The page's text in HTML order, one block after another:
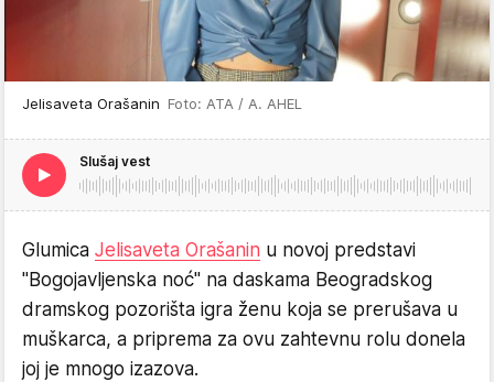
Jelisaveta Orašanin Foto: ATA / A. AHEL
Slušaj vest
Glumica Jelisaveta Orašanin u novoj predstavi
"Bogojavljenska noć" na daskama Beogradskog
dramskog pozorišta igra ženu koja se prerušava u
muškarca, a priprema za ovu zahtevnu rolu donela
joj je mnogo izazova.